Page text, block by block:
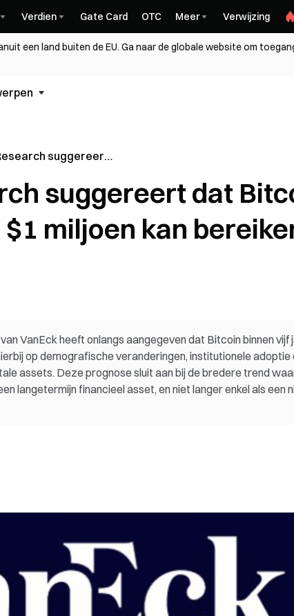
Verdien Gate Card OTC Meer Verwijzing
een land buiten de EU. Ga naar de globale website om
suggereert
bereikensuggereert dat
miljoen kan
VanEck heeft onlangs aangegeven dat Bitcoin binnen vijf
op demografische veranderingen, institutionele adoptie
assets. Deze prognose sluit aan bij de bredere trend
langetermijn financieel asset, en niet langer enkel als een